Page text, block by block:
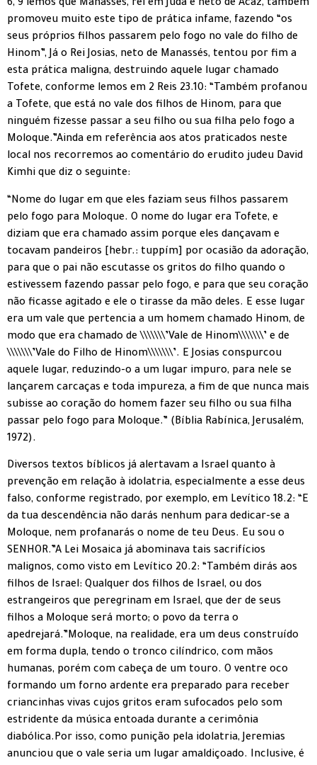
“Nome do lugar em que eles faziam seus filhos passarem
pelo fogo para Moloque. O nome do lugar era Tofete, e
diziam que era chamado assim porque eles dançavam e
tocavam pandeiros [hebr.: tuppím] por ocasião da adoração,
para que o pai não escutasse os gritos do filho quando o
estivessem fazendo passar pelo fogo, e para que seu coração
não ficasse agitado e ele o tirasse da mão deles. E esse lugar
era um vale que pertencia a um homem chamado Hinom, de
modo que era chamado de \\\\\\\’Vale de Hinom\\\\\\\’ e de
\\\\\\\’Vale do Filho de Hinom\\\\\\\’. E Josias conspurcou
aquele lugar, reduzindo-o a um lugar impuro, para nele se
lançarem carcaças e toda impureza, a fim de que nunca mais
subisse ao coração do homem fazer seu filho ou sua filha
passar pelo fogo para Moloque.” (Bíblia Rabínica, Jerusalém,
1972).
Diversos textos bíblicos já alertavam a Israel quanto à
prevenção em relação à idolatria, especialmente a esse deus
falso, conforme registrado, por exemplo, em Levítico 18.2: “E
da tua descendência não darás nenhum para dedicar-se a
Moloque, nem profanarás o nome de teu Deus. Eu sou o
SENHOR.”A Lei Mosaica já abominava tais sacrifícios
malignos, como visto em Levítico 20.2: “Também dirás aos
filhos de Israel: Qualquer dos filhos de Israel, ou dos
estrangeiros que peregrinam em Israel, que der de seus
filhos a Moloque será morto; o povo da terra o
apedrejará.”Moloque, na realidade, era um deus construído
em forma dupla, tendo o tronco cilíndrico, com mãos
humanas, porém com cabeça de um touro. O ventre oco
formando um forno ardente era preparado para receber
criancinhas vivas cujos gritos eram sufocados pelo som
estridente da música entoada durante a cerimônia
diabólica.Por isso, como punição pela idolatria, Jeremias
anunciou que o vale seria um lugar amaldiçoado. Inclusive, é